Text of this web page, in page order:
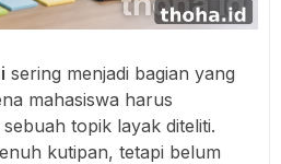
sering menjadi bagian yang
mahasiswa harus
topik layak diteliti.
kutipan, tetapi belum